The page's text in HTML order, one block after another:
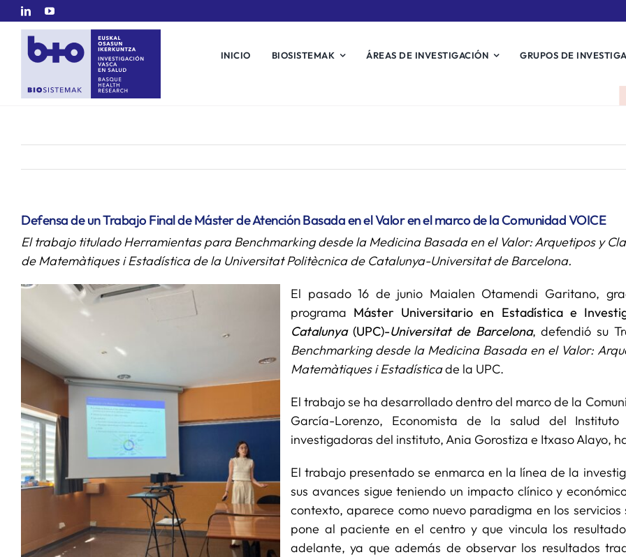
Saltar
contenido
INICIO BIOSISTEMAK ÁREAS DE INVESTIGACIÓN GRUPOS DE
Defensa de un Trabajo Final de Máster de Atención Basada en el Valor en el marco de la Comunidad VOICE
El trabajo titulado Herramientas para Benchmarking desde la Medicina Basada en el Valor: Arquetipos y
de Matemàtiques i Estadística de la Universitat Politècnica de Catalunya-Universitat de Barcelona.
El pasado 16 de junio Maialen Otamendi Garitano,
programa Máster Universitario en Estadística e
Catalunya(UPC)-Universitat de Barcelona, defendió su
Benchmarking desde la Medicina Basada en el Valor:
Matemàtiques i Estadísticade la UPC.
El trabajo se ha desarrollado dentro del marco de la
García-Lorenzo, Economista de la salud del
investigadoras del instituto, Ania Gorostiza e Itxaso Alayo,
El trabajo presentado se enmarca en la línea de la
sus avances sigue teniendo un impacto clínico y
contexto, aparece como nuevo paradigma en los servicios
pone al paciente en el centro y que vincula los
adelante, ya que además de observar los resultados